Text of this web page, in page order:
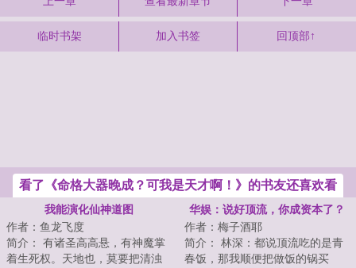
临时书架 加入书签 回顶部↑
看了《命格大器晚成？可我是天才啊！》的书友还喜欢看
我能演化仙神道图
作者：鱼龙飞度
简介： 有诸圣高高悬，有神魔掌
着生死权。天地也，莫要把清浊
华娱：说好顶流，你成资本了？
作者：梅子酒耶
简介： 林深：都说顶流吃的是青
春饭，那我顺便把做饭的锅买